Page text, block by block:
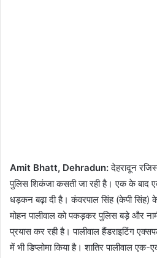
Amit Bhatt, Dehradun:देहरादून
पुलिस शिकंजा कसती जा रही है। एक के बाद
धड़कन बढ़ा दी है। कंवरपाल सिंह (केपी सिंह)
मोहन पालीवाल को पकड़कर पुलिस बड़े और
प्रयास कर रही है। पालीवाल हैंडराइटिंग
में भी डिप्लोमा किया है। शातिर पालीवाल